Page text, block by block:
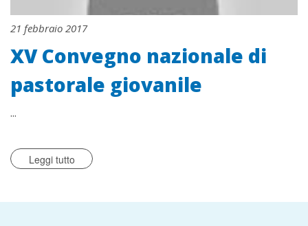
21 febbraio 2017
XV Convegno nazionale di
pastorale giovanile
...
Leggi tutto